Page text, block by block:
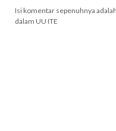
Isi komentar sepenuhnya
dalam UU ITE